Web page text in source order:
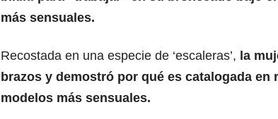
más sensuales.
Recostada en una especie de ‘escaleras’, la
brazos y demostró por qué es catalogada en
modelos más sensuales.